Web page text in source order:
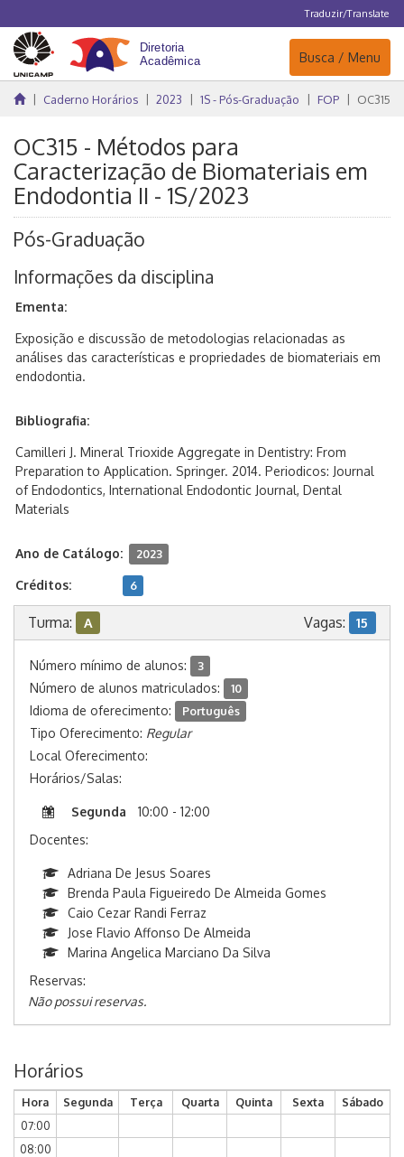
Traduzir/Translate
Navegação
Busca / Menu
Caderno Horários 2023 1S - Pós-Graduação FOP OC315
OC315 - Métodos para
Caracterização de Biomateriais em
Endodontia II - 1S/2023
Pós-Graduação
Informações da disciplina
Ementa:
Exposição e discussão de metodologias relacionadas as
análises das características e propriedades de biomateriais em
endodontia.
Bibliografia:
Camilleri J. Mineral Trioxide Aggregate in Dentistry: From
Preparation to Application. Springer. 2014. Periodicos: Journal
of Endodontics, International Endodontic Journal, Dental
Materials
Ano de Catálogo: 2023
Créditos: 6
Turma: A Vagas: 15
Número mínimo de alunos: 3
Número de alunos matriculados: 10
Idioma de oferecimento: Português
Tipo Oferecimento: Regular
Local Oferecimento:
Horários/Salas:
Segunda
10:00 - 12:00
Docentes:
Adriana De Jesus Soares
Brenda Paula Figueiredo De Almeida Gomes
Caio Cezar Randi Ferraz
Jose Flavio Affonso De Almeida
Marina Angelica Marciano Da Silva
Reservas:
Não possui reservas.
Horários
Hora Segunda Terça Quarta Quinta Sexta
Sábado
07:00
08:00